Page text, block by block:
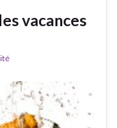
vacances